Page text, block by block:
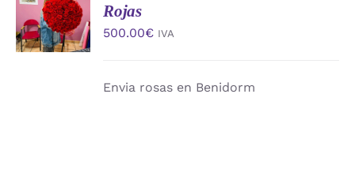
AL
CARRITO
/
DETALLES
Rojas
500.00€ IVA
Envia rosas en Benidorm